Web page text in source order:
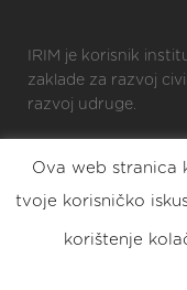
IRIM je korisnik
zaklade za razvoj
razvoj udruge.
Ova web stranica
tvoje korisničko
korištenje